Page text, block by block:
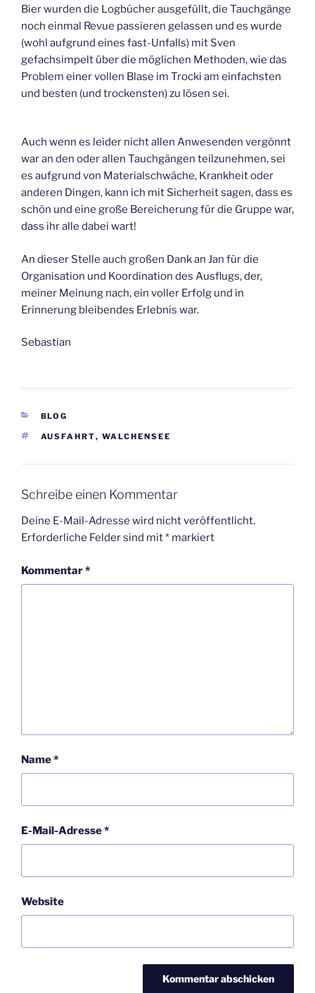
Bier wurden die Logbücher ausgefüllt, die Tauchgänge
noch einmal Revue passieren gelassen und es wurde
(wohl aufgrund eines fast-Unfalls) mit Sven
gefachsimpelt über die möglichen Methoden, wie das
Problem einer vollen Blase im Trocki am einfachsten
und besten (und trockensten) zu lösen sei.
Auch wenn es leider nicht allen Anwesenden vergönnt
war an den oder allen Tauchgängen teilzunehmen, sei
es aufgrund von Materialschwäche, Krankheit oder
anderen Dingen, kann ich mit Sicherheit sagen, dass es
schön und eine große Bereicherung für die Gruppe war,
dass ihr alle dabei wart!
An dieser Stelle auch großen Dank an Jan für die
Organisation und Koordination des Ausflugs, der,
meiner Meinung nach, ein voller Erfolg und in
Erinnerung bleibendes Erlebnis war.
Sebastian
KATEGORIEN
BLOG
SCHLAGWÖRTER
AUSFAHRT, WALCHENSEE
Schreibe einen Kommentar
Deine E-Mail-Adresse wird nicht veröffentlicht.
Erforderliche Felder sind mit* markiert
Kommentar*
Name*
E-Mail-Adresse*
Website